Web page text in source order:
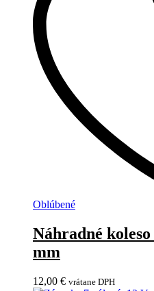
Oblúbené
Náhradné
mm
12,00 € vrátane DPH